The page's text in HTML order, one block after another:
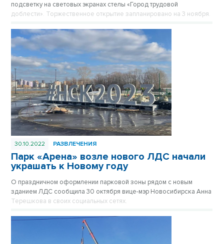
подсветку на световых экранах стелы «Город трудовой
доблести». Торжественное открытие запланировано на 3 ноября.
30.10.2022 РАЗВЛЕЧЕНИЯ
Парк «Арена» возле нового ЛДС начали
украшать к Новому году
О праздничном оформлении парковой зоны рядом с новым
зданием ЛДС сообщила 30 октября вице-мэр Новосибирска Анна
Терешкова в своих социальных сетях.